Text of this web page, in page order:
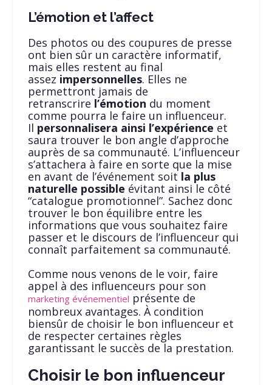
L’émotion et l’affect
Des photos ou des coupures de presse
ont bien sûr un caractère informatif,
mais elles restent au final
assez impersonnelles. Elles ne
permettront jamais de
retranscrire l’émotion du moment
comme pourra le faire un influenceur.
Il personnalisera ainsi l’expérience et
saura trouver le bon angle d’approche
auprès de sa communauté. L’influenceur
s’attachera à faire en sorte que la mise
en avant de l’événement soit la plus
naturelle possible évitant ainsi le côté
“catalogue promotionnel”. Sachez donc
trouver le bon équilibre entre les
informations que vous souhaitez faire
passer et le discours de l’influenceur qui
connaît parfaitement sa communauté.
Comme nous venons de le voir, faire
appel à des influenceurs pour son
marketing événementiel présente de
nombreux avantages. À condition
biensûr de choisir le bon influenceur et
de respecter certaines règles
garantissant le succès de la prestation.
Choisir le bon influenceur